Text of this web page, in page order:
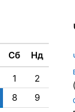
Сб Нд
1
2
8
9